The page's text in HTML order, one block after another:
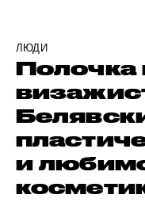
ЛЮДИ
Полочка
и